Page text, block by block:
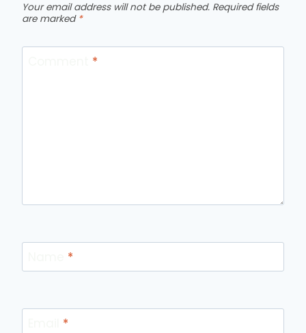
Your email address will not be published. Required fields
are marked *
*
*
*